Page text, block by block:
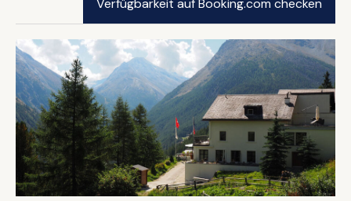
Verfügbarkeit auf Booking.com checken